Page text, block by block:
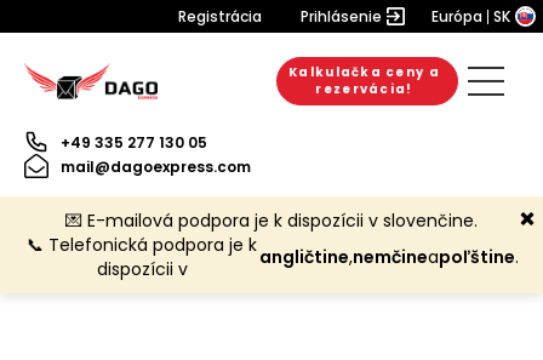
Registrácia Prihlásenie Európa SK
Kalkulačka ceny a
rezervácia!
+49 335 277 130 05
mail@dagoexpress.com
💌 E-mailová podpora je k dispozícii v slovenčine.
📞 Telefonická podpora je k
dispozícii v
angličtine,nemčineapoľštine.
6. augusta 2026